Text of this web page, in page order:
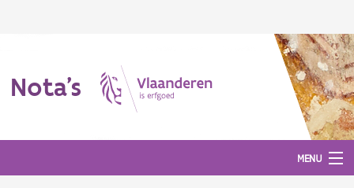
Nota's
MENU